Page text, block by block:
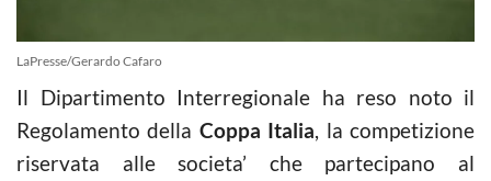
LaPresse/Gerardo Cafaro
Il Dipartimento Interregionale ha reso noto il
Regolamento della Coppa Italia, la competizione
riservata alle societa’ che partecipano al